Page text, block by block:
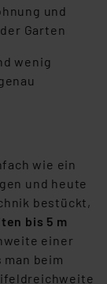
und
Garten
wenig
wie ein
und heute
bestückt,
bis 5 m
einer
beim